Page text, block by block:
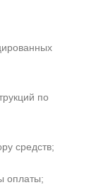
по
средств;
оплаты;